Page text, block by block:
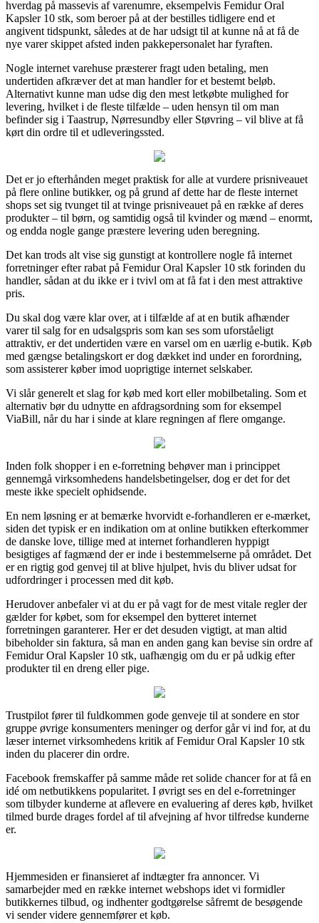
hverdag på massevis af varenumre, eksempelvis Femidur Oral
Kapsler 10 stk, som beroer på at der bestilles tidligere end et
angivent tidspunkt, således at de har udsigt til at kunne nå at få de
nye varer skippet afsted inden pakkepersonalet har fyraften.
Nogle internet varehuse præsterer fragt uden betaling, men
undertiden afkræver det at man handler for et bestemt beløb.
Alternativt kunne man udse dig den mest letkøbte mulighed for
levering, hvilket i de fleste tilfælde – uden hensyn til om man
befinder sig i Taastrup, Nørresundby eller Støvring – vil blive at få
kørt din ordre til et udleveringssted.
Det er jo efterhånden meget praktisk for alle at vurdere prisniveauet
på flere online butikker, og på grund af dette har de fleste internet
shops set sig tvunget til at tvinge prisniveauet på en række af deres
produkter – til børn, og samtidig også til kvinder og mænd – enormt,
og endda nogle gange præstere levering uden beregning.
Det kan trods alt vise sig gunstigt at kontrollere nogle få internet
forretninger efter rabat på Femidur Oral Kapsler 10 stk forinden du
handler, sådan at du ikke er i tvivl om at få fat i den mest attraktive
pris.
Du skal dog være klar over, at i tilfælde af at en butik afhænder
varer til salg for en udsalgspris som kan ses som uforståeligt
attraktiv, er det undertiden være en varsel om en uærlig e-butik. Køb
med gængse betalingskort er dog dækket ind under en forordning,
som assisterer køber imod uoprigtige internet selskaber.
Vi slår generelt et slag for køb med kort eller mobilbetaling. Som et
alternativ bør du udnytte en afdragsordning som for eksempel
ViaBill, når du har i sinde at klare regningen af flere omgange.
Inden folk shopper i en e-forretning behøver man i princippet
gennemgå virksomhedens handelsbetingelser, dog er det for det
meste ikke specielt ophidsende.
En nem løsning er at bemærke hvorvidt e-forhandleren er e-mærket,
siden det typisk er en indikation om at online butikken efterkommer
de danske love, tillige med at internet forhandleren hyppigt
besigtiges af fagmænd der er inde i bestemmelserne på området. Det
er en rigtig god genvej til at blive hjulpet, hvis du bliver udsat for
udfordringer i processen med dit køb.
Herudover anbefaler vi at du er på vagt for de mest vitale regler der
gælder for købet, som for eksempel den bytteret internet
forretningen garanterer. Her er det desuden vigtigt, at man altid
bibeholder sin faktura, så man en anden gang kan bevise sin ordre af
Femidur Oral Kapsler 10 stk, uafhængig om du er på udkig efter
produkter til en dreng eller pige.
Trustpilot fører til fuldkommen gode genveje til at sondere en stor
gruppe øvrige konsumenters meninger og derfor går vi ind for, at du
læser internet virksomhedens kritik af Femidur Oral Kapsler 10 stk
inden du placerer din ordre.
Facebook fremskaffer på samme måde ret solide chancer for at få en
idé om netbutikkens popularitet. I øvrigt ses en del e-forretninger
som tilbyder kunderne at aflevere en evaluering af deres køb, hvilket
tilmed burde drages fordel af til afvejning af hvor tilfredse kunderne
er.
Hjemmesiden er finansieret af indtægter fra annoncer. Vi
samarbejder med en række internet webshops idet vi formidler
butikkernes tilbud, og indhenter godtgørelse såfremt de besøgende
vi sender videre gennemfører et køb.